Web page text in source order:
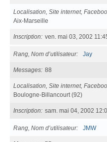
Localisation, Site internet,
Aix-Marseille
Inscription ven. mai 03, 2002
Rang, Nom d’utilisateur Jay
Messages 88
Localisation, Site internet,
Boulogne-Billancourt (92)
Inscription sam. mai 04, 2002
Rang, Nom d’utilisateur JMW